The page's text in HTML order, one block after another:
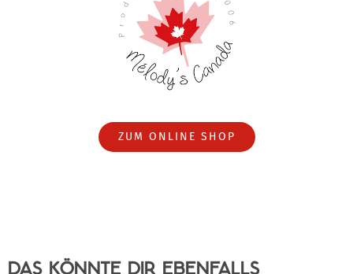
ZUM ONLINE SHOP
DAS KÖNNTE DIR EBENFALLS